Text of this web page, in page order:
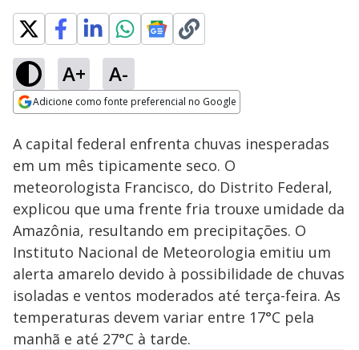
A+ A-
Adicione como fonte preferencial no Google
Ativar
Loaded
14.60%
A capital federal enfrenta chuvas inesperadas
em um mês tipicamente seco. O
meteorologista Francisco, do Distrito Federal,
explicou que uma frente fria trouxe umidade da
Amazônia, resultando em precipitações. O
Instituto Nacional de Meteorologia emitiu um
alerta amarelo devido à possibilidade de chuvas
isoladas e ventos moderados até terça-feira. As
temperaturas devem variar entre 17°C pela
manhã e até 27°C à tarde.